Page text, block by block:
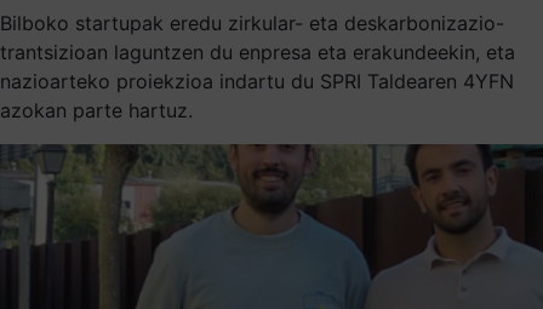
Bilboko startupak eredu zirkular- eta deskarbonizazio-
trantsizioan laguntzen du enpresa eta erakundeekin, eta
nazioarteko proiekzioa indartu du SPRI Taldearen 4YFN
azokan parte hartuz.